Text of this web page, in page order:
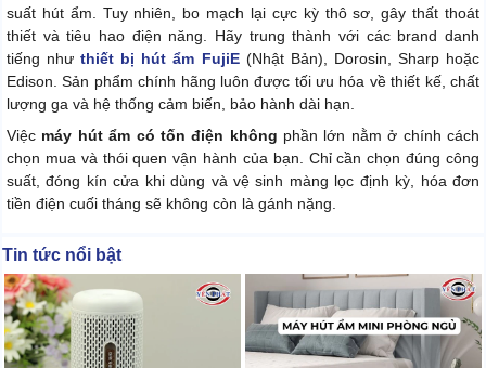
suất hút ẩm. Tuy nhiên, bo mạch lại cực kỳ thô sơ, gây thất thoát
thiết và tiêu hao điện năng. Hãy trung thành với các brand danh
tiếng nhưthiết bị hút ẩm FujiE(Nhật Bản), Dorosin, Sharp hoặc
Edison. Sản phẩm chính hãng luôn được tối ưu hóa về thiết kế, chất
lượng ga và hệ thống cảm biến, bảo hành dài hạn.
Việc máy hút ẩm có tốn điện không phần lớn nằm ở chính cách
chọn mua và thói quen vận hành của bạn. Chỉ cần chọn đúng công
suất, đóng kín cửa khi dùng và vệ sinh màng lọc định kỳ, hóa đơn
tiền điện cuối tháng sẽ không còn là gánh nặng.
Tin tức nổi bật